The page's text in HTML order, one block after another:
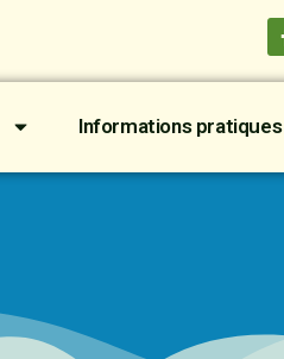
Informations pratiques